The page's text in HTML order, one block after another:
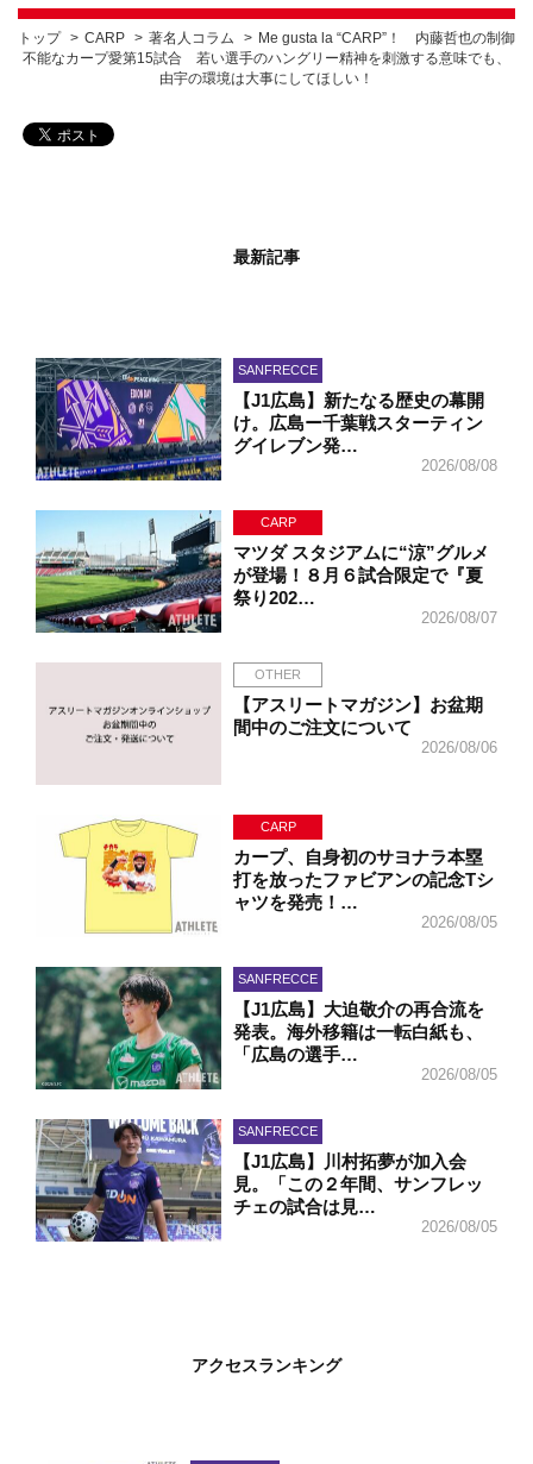
トップ CARP 著名人コラム
Me gusta la “CARP”！ 内藤哲也の制御
不能なカープ愛第15試合 若い選手のハングリー精神を刺激する意味でも、
由宇の環境は大事にしてほしい！
最新記事
SANFRECCE
【J1広島】新たなる歴史の幕開
け。広島ー千葉戦スターティン
グイレブン発…
2026/08/08
CARP
マツダ スタジアムに“涼”グルメ
が登場！８月６試合限定で『夏
祭り202…
2026/08/07
OTHER
【アスリートマガジン】お盆期
間中のご注文について
2026/08/06
CARP
カープ、自身初のサヨナラ本塁
打を放ったファビアンの記念Tシ
ャツを発売！…
2026/08/05
SANFRECCE
【J1広島】大迫敬介の再合流を
発表。海外移籍は一転白紙も、
「広島の選手…
2026/08/05
SANFRECCE
【J1広島】川村拓夢が加入会
見。「この２年間、サンフレッ
チェの試合は見…
2026/08/05
アクセスランキング